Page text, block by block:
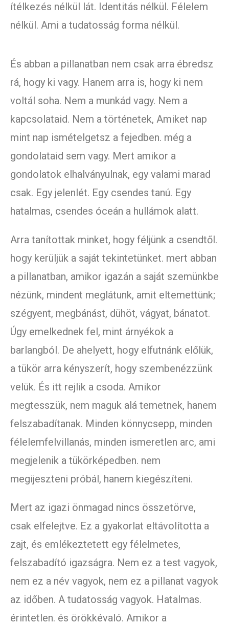
ítélkezés nélkül lát. Identitás nélkül. Félelem
nélkül. Ami a tudatosság forma nélkül.
És abban a pillanatban nem csak arra ébredsz
rá, hogy ki vagy. Hanem arra is, hogy ki nem
voltál soha. Nem a munkád vagy. Nem a
kapcsolataid. Nem a történetek, Amiket nap
mint nap ismételgetsz a fejedben. még a
gondolataid sem vagy. Mert amikor a
gondolatok elhalványulnak, egy valami marad
csak. Egy jelenlét. Egy csendes tanú. Egy
hatalmas, csendes óceán a hullámok alatt.
Arra tanítottak minket, hogy féljünk a csendtől.
hogy kerüljük a saját tekintetünket. mert abban
a pillanatban, amikor igazán a saját szemünkbe
nézünk, mindent meglátunk, amit eltemettünk;
szégyent, megbánást, dühöt, vágyat, bánatot.
Úgy emelkednek fel, mint árnyékok a
barlangból. De ahelyett, hogy elfutnánk előlük,
a tükör arra kényszerít, hogy szembenézzünk
velük. És itt rejlik a csoda. Amikor
megtesszük, nem maguk alá temetnek, hanem
felszabadítanak. Minden könnycsepp, minden
félelemfelvillanás, minden ismeretlen arc, ami
megjelenik a tükörképedben. nem
megijeszteni próbál, hanem kiegészíteni.
Mert az igazi önmagad nincs összetörve,
csak elfelejtve. Ez a gyakorlat eltávolította a
zajt, és emlékeztetett egy félelmetes,
felszabadító igazságra. Nem ez a test vagyok,
nem ez a név vagyok, nem ez a pillanat vagyok
az időben. A tudatosság vagyok. Hatalmas.
érintetlen. és örökkévaló. Amikor a